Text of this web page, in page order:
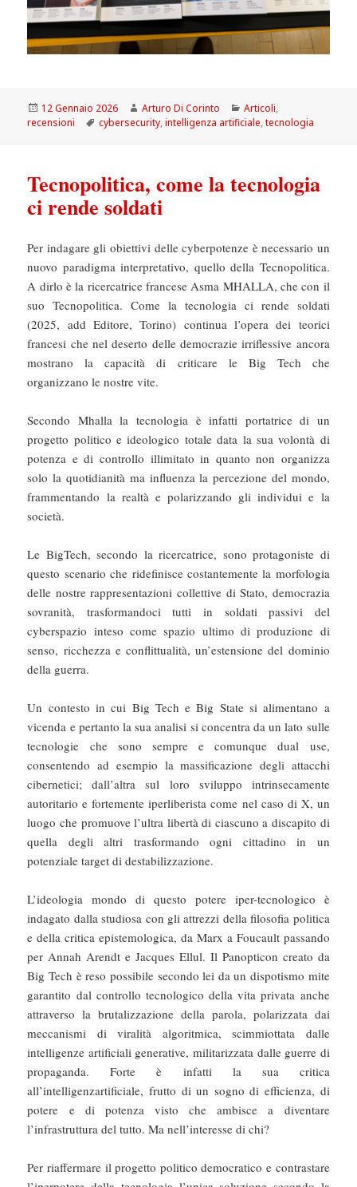
Scritto
il
12 Gennaio 2026 Autore
Arturo Di Corinto Categorie
Articoli,
recensioni
Tag
cybersecurity,intelligenza artificiale,tecnologia
Tecnopolitica, come la tecnologia
ci rende soldati
Per indagare gli obiettivi delle cyberpotenze è necessario un
nuovo paradigma interpretativo, quello della Tecnopolitica.
A dirlo è la ricercatrice francese Asma MHALLA, che con il
suo Tecnopolitica. Come la tecnologia ci rende soldati
(2025, add Editore, Torino) continua l’opera dei teorici
francesi che nel deserto delle democrazie irriflessive ancora
mostrano la capacità di criticare le Big Tech che
organizzano le nostre vite.
Secondo Mhalla la tecnologia è infatti portatrice di un
progetto politico e ideologico totale data la sua volontà di
potenza e di controllo illimitato in quanto non organizza
solo la quotidianità ma influenza la percezione del mondo,
frammentando la realtà e polarizzando gli individui e la
società.
Le BigTech, secondo la ricercatrice, sono protagoniste di
questo scenario che ridefinisce costantemente la morfologia
delle nostre rappresentazioni collettive di Stato, democrazia
sovranità, trasformandoci tutti in soldati passivi del
cyberspazio inteso come spazio ultimo di produzione di
senso, ricchezza e conflittualità, un’estensione del dominio
della guerra.
Un contesto in cui Big Tech e Big State si alimentano a
vicenda e pertanto la sua analisi si concentra da un lato sulle
tecnologie che sono sempre e comunque dual use,
consentendo ad esempio la massificazione degli attacchi
cibernetici; dall’altra sul loro sviluppo intrinsecamente
autoritario e fortemente iperliberista come nel caso di X, un
luogo che promuove l’ultra libertà di ciascuno a discapito di
quella degli altri trasformando ogni cittadino in un
potenziale target di destabilizzazione.
L’ideologia mondo di questo potere iper-tecnologico è
indagato dalla studiosa con gli attrezzi della filosofia politica
e della critica epistemologica, da Marx a Foucault passando
per Annah Arendt e Jacques Ellul. Il Panopticon creato da
Big Tech è reso possibile secondo lei da un dispotismo mite
garantito dal controllo tecnologico della vita privata anche
attraverso la brutalizzazione della parola, polarizzata dai
meccanismi di viralità algoritmica, scimmiottata dalle
intelligenze artificiali generative, militarizzata dalle guerre di
propaganda. Forte è infatti la sua critica
all’intelligenzartificiale, frutto di un sogno di efficienza, di
potere e di potenza visto che ambisce a diventare
l’infrastruttura del tutto. Ma nell’interesse di chi?
Per riaffermare il progetto politico democratico e contrastare